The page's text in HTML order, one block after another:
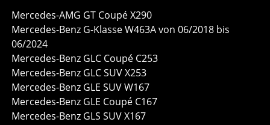
Mercedes-AMG GT Coupé X290
Mercedes-Benz G-Klasse W463A von 06/2018 bis
06/2024
Mercedes-Benz GLC Coupé C253
Mercedes-Benz GLC SUV X253
Mercedes-Benz GLE SUV W167
Mercedes-Benz GLE Coupé C167
Mercedes-Benz GLS SUV X167